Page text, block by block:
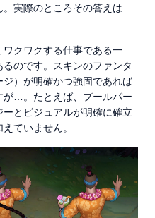
実際のところその答えは…
クワクする仕事である一
のです。スキンのファンタ
）が明確かつ強固であれば
が…。たとえば、プールパー
とビジュアルが明確に確立
ていません。